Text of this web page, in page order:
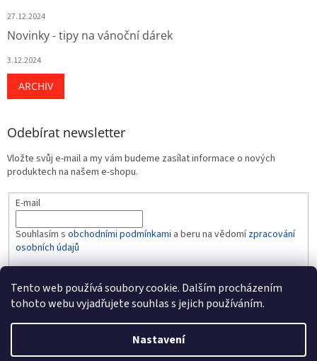
Tento web používá soubory cookie. Dalším procházením
tohoto webu vyjadřujete souhlas s jejich používáním.
Nastavení
27.12.2024
Novinky - tipy na vánoční dárek
3.12.2024
ARCHIV
Odebírat newsletter
Vložte svůj e-mail a my vám budeme zasílat informace o nových
produktech na našem e-shopu.
E-mail
Souhlasím s obchodními podmínkami a beru na vědomízpracování
osobních údajů
PŘIHLÁSIT SE
Vytvořil Shoptet